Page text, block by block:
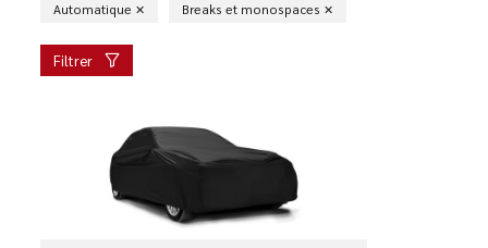
Automatique Breaks et monospaces
Filtrer